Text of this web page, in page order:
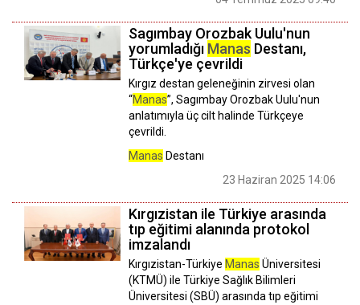
Sagımbay Orozbak Uulu'nun
yorumladığı Manas Destanı,
Türkçe'ye çevrildi
Kırgız destan geleneğinin zirvesi olan
“Manas”, Sagımbay Orozbak Uulu'nun
anlatımıyla üç cilt halinde Türkçeye
çevrildi.
Manas Destanı
23 Haziran 2025 14:06
Kırgızistan ile Türkiye arasında
tıp eğitimi alanında protokol
imzalandı
Kırgızistan-Türkiye Manas Üniversitesi
(KTMÜ) ile Türkiye Sağlık Bilimleri
Üniversitesi (SBÜ) arasında tıp eğitimi